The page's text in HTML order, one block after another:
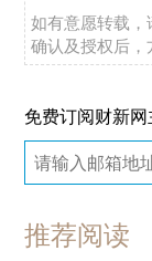
如有意愿转载，
确认及授权后，
免费订阅财新
推荐阅读